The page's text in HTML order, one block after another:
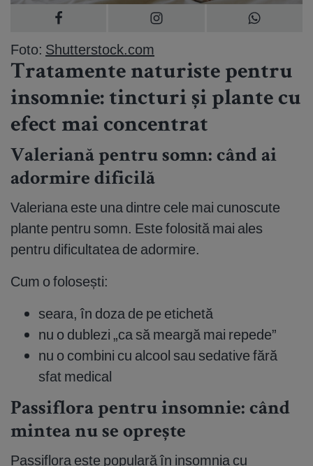
Foto: Shutterstock.com
Tratamente naturiste pentru
insomnie: tincturi și plante cu
efect mai concentrat
Valeriană pentru somn: când ai
adormire dificilă
Valeriana este una dintre cele mai cunoscute
plante pentru somn. Este folosită mai ales
pentru dificultatea de adormire.
Cum o folosești:
seara, în doza de pe etichetă
nu o dublezi „ca să meargă mai repede”
nu o combini cu alcool sau sedative fără
sfat medical
Passiflora pentru insomnie: când
mintea nu se oprește
Passiflora este populară în insomnia cu